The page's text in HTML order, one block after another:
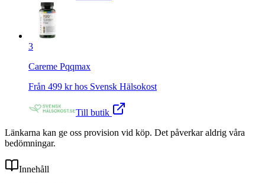
3
Careme Pqqmax
Från 499 kr hos Svensk Hälsokost
Till butik
Länkarna kan ge oss provision vid köp. Det påverkar aldrig våra
bedömningar.
Innehåll